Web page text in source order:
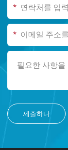
*
*
제출하다